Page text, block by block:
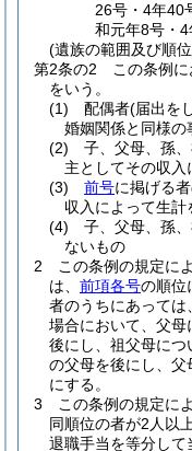
26号・4年40
和元年8号・
(遺族の範囲及び順
第2条の2
この条例
をいう。
(1)
配偶者(届出を
婚姻関係と同様の
(2)
子、父母、孫
主としてその収
(3)
前号に掲げる
収入によって生
(4)
子、父母、孫
ないもの
2
この条例の規定に
は、 前項各号の順位
者のうちにあっては、
場合において、父母
後にし、祖父母に
の父母を後にし、父
にする。
3
この条例の規定に
同順位の者が2人以
退職手当を等分して